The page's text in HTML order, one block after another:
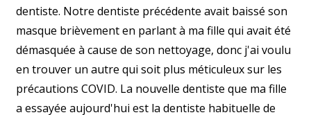
dentiste. Notre dentiste précédente avait baissé son
masque brièvement en parlant à ma fille qui avait été
démasquée à cause de son nettoyage, donc j'ai voulu
en trouver un autre qui soit plus méticuleux sur les
précautions COVID. La nouvelle dentiste que ma fille
a essayée aujourd'hui est la dentiste habituelle de